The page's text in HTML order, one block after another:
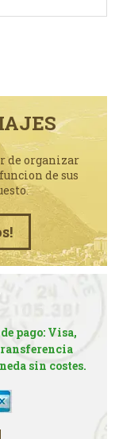
de organizar
de sus
pago: Visa,
sin costes.